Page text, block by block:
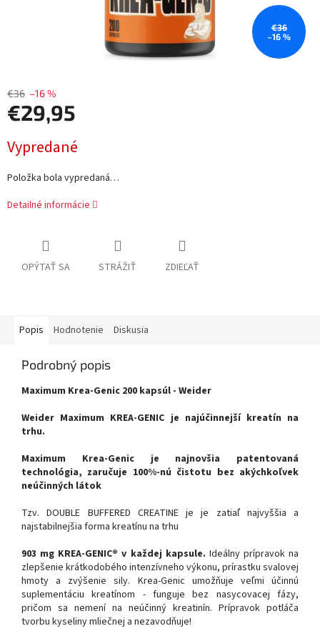
€36
–16 %
€36 –16 %
€29,95
cena:
Vypredané
Položka bola vypredaná…
Detailné informácie
OPÝTAŤ SA STRÁŽIŤ ZDIEĽAŤ
Popis Hodnotenie Diskusia
Podrobný popis
Maximum Krea-Genic 200 kapsúl - Weider
Weider Maximum KREA-GENIC je najúčinnejší kreatín na
trhu.
Maximum Krea-Genic je najnovšia patentovaná
technológia, zaručuje 100%-nú čistotu bez akýchkoľvek
neúčinných látok
Tzv. DOUBLE BUFFERED CREATINE je je zatiaľ najvyššia a
najstabilnejšia forma kreatínu na trhu
903 mg KREA-GENIC® v každej kapsule. Ideálny prípravok na
zlepšenie krátkodobého intenzívneho výkonu, prírastku svalovej
hmoty a zvýšenie sily. Krea-Genic umožňuje veľmi účinnú
suplementáciu kreatínom - funguje bez nasycovacej fázy,
pričom sa nemení na neúčinný kreatinín. Prípravok potláča
tvorbu kyseliny mliečnej a nezavodňuje!